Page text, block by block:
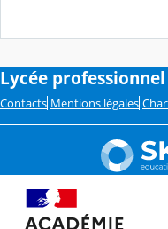
Lycée
Contacts Mentions légales